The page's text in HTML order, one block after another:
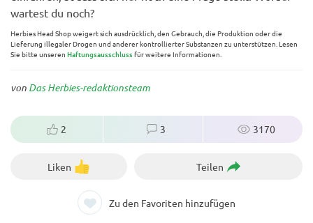
wartest du noch?
Herbies Head Shop weigert sich ausdrücklich, den Gebrauch, die Produktion oder die
Lieferung illegaler Drogen und anderer kontrollierter Substanzen zu unterstützen. Lesen
Sie bitte unserenHaftungsausschlussfür weitere Informationen.
von Das Herbies-redaktionsteam
2 3 3170
Liken Teilen
Zu den Favoriten hinzufügen